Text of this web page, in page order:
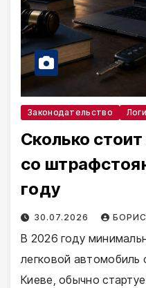
Законодательство
Сколько
со
году
30.07.2026
В 2026 году
легковой
Киеве, обычно